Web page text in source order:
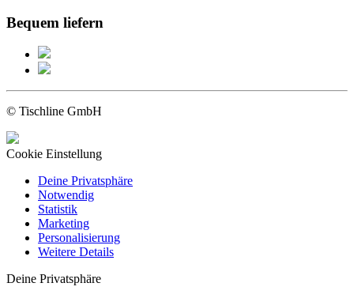
Bequem liefern
© Tischline GmbH
Cookie Einstellung
Deine Privatsphäre
Notwendig
Statistik
Marketing
Personalisierung
Weitere Details
Deine Privatsphäre